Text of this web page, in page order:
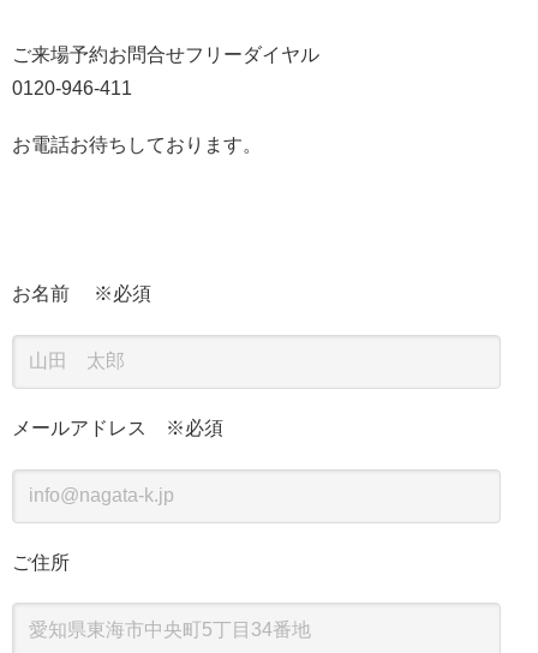
ご来場予約お問合せフリーダイヤル
0120-946-411
お電話お待ちしております。
お名前 ※必須
メールアドレス ※必須
ご住所